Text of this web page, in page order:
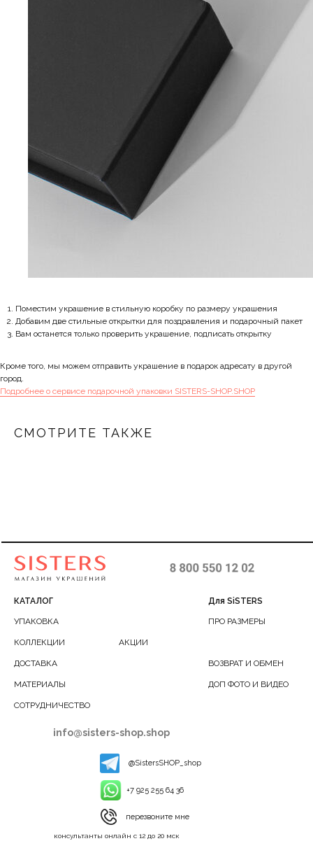
Поместим украшение в стильную коробку по размеру украшения
Добавим две стильные открытки для поздравления и подарочный пакет
Вам останется только проверить украшение, подписать открытку
Кроме того, мы можем отправить украшение в подарок адресату в другой
город.
Подробнее о сервисе подарочной упаковки SISTERS-SHOP.SHOP
СМОТРИТЕ ТАКЖЕ
КАТАЛОГ Для SiSTERS
info@sisters-shop.shop
УПАКОВКА
ДОСТАВКА
КОЛЛЕКЦИИ
ПРО РАЗМЕРЫ
АКЦИИ
ВОЗВРАТ И ОБМЕН
ДОП ФОТО И ВИДЕО
консультанты онлайн с 12 до 20 мск
@SistersSHOP_shop
+7 925 255 64 36
перезвоните мне
МАТЕРИАЛЫ
СОТРУДНИЧЕСТВО